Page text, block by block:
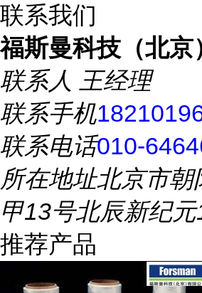
联系我们
福斯曼科技（北京
联系人 王经理
联系手机
联系电话010-
所在地址北京市朝
甲13号北辰新纪
推荐产品